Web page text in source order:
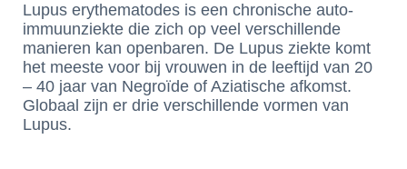
Lupus erythematodes is een chronische auto-
immuunziekte die zich op veel verschillende
manieren kan openbaren. De Lupus ziekte komt
het meeste voor bij vrouwen in de leeftijd van 20
– 40 jaar van Negroïde of Aziatische afkomst.
Globaal zijn er drie verschillende vormen van
Lupus.